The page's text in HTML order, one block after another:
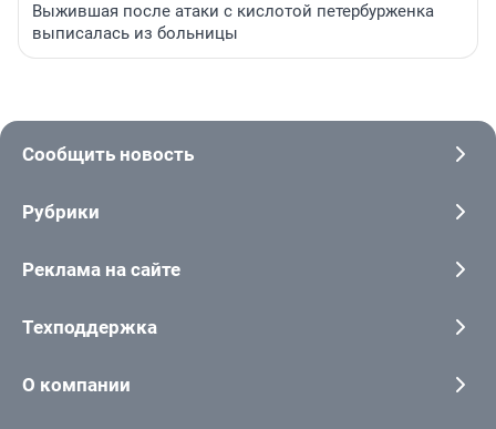
Выжившая после атаки с кислотой петербурженка
выписалась из больницы
Сообщить новость
Рубрики
Реклама на сайте
Техподдержка
О компании